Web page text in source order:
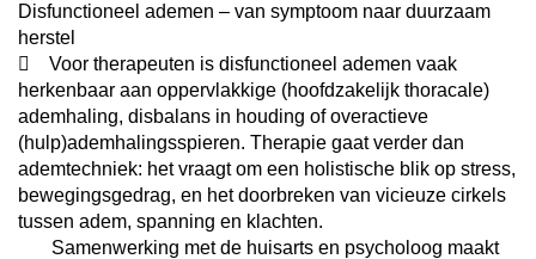
Disfunctioneel ademen – van symptoom naar duurzaam
herstel
 Voor therapeuten is disfunctioneel ademen vaak
herkenbaar aan oppervlakkige (hoofdzakelijk thoracale)
ademhaling, disbalans in houding of overactieve
(hulp)ademhalingsspieren. Therapie gaat verder dan
ademtechniek: het vraagt om een holistische blik op stress,
bewegingsgedrag, en het doorbreken van vicieuze cirkels
tussen adem, spanning en klachten.
Samenwerking met de huisarts en psycholoog maakt